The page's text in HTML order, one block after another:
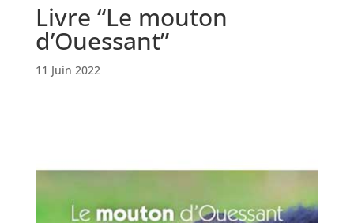
Livre “Le mouton
d’Ouessant”
11 Juin 2022